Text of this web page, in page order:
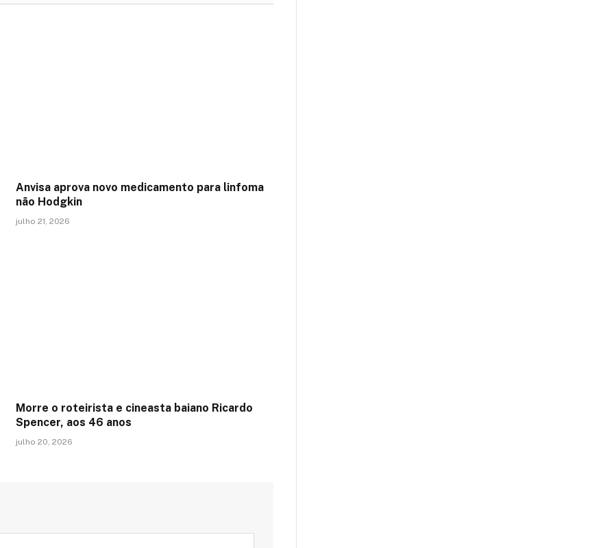
Anvisa aprova novo medicamento para linfoma
não Hodgkin
julho 21, 2026
Morre o roteirista e cineasta baiano Ricardo
Spencer, aos 46 anos
julho 20, 2026